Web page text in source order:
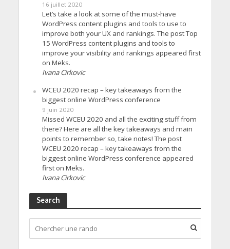
16 juillet 2020
Let’s take a look at some of the must-have
WordPress content plugins and tools to use to
improve both your UX and rankings. The post Top
15 WordPress content plugins and tools to
improve your visibility and rankings appeared first
on Meks.
Ivana Cirkovic
WCEU 2020 recap – key takeaways from the
biggest online WordPress conference
9 juin 2020
Missed WCEU 2020 and all the exciting stuff from
there? Here are all the key takeaways and main
points to remember so, take notes! The post
WCEU 2020 recap – key takeaways from the
biggest online WordPress conference appeared
first on Meks.
Ivana Cirkovic
Search